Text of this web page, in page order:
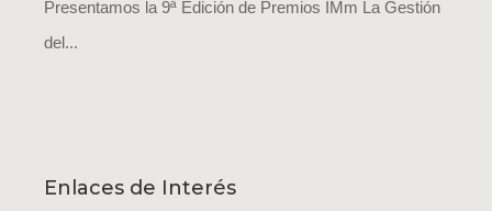
Presentamos la 9ª Edición de Premios IMm La Gestión
del...
Enlaces de Interés